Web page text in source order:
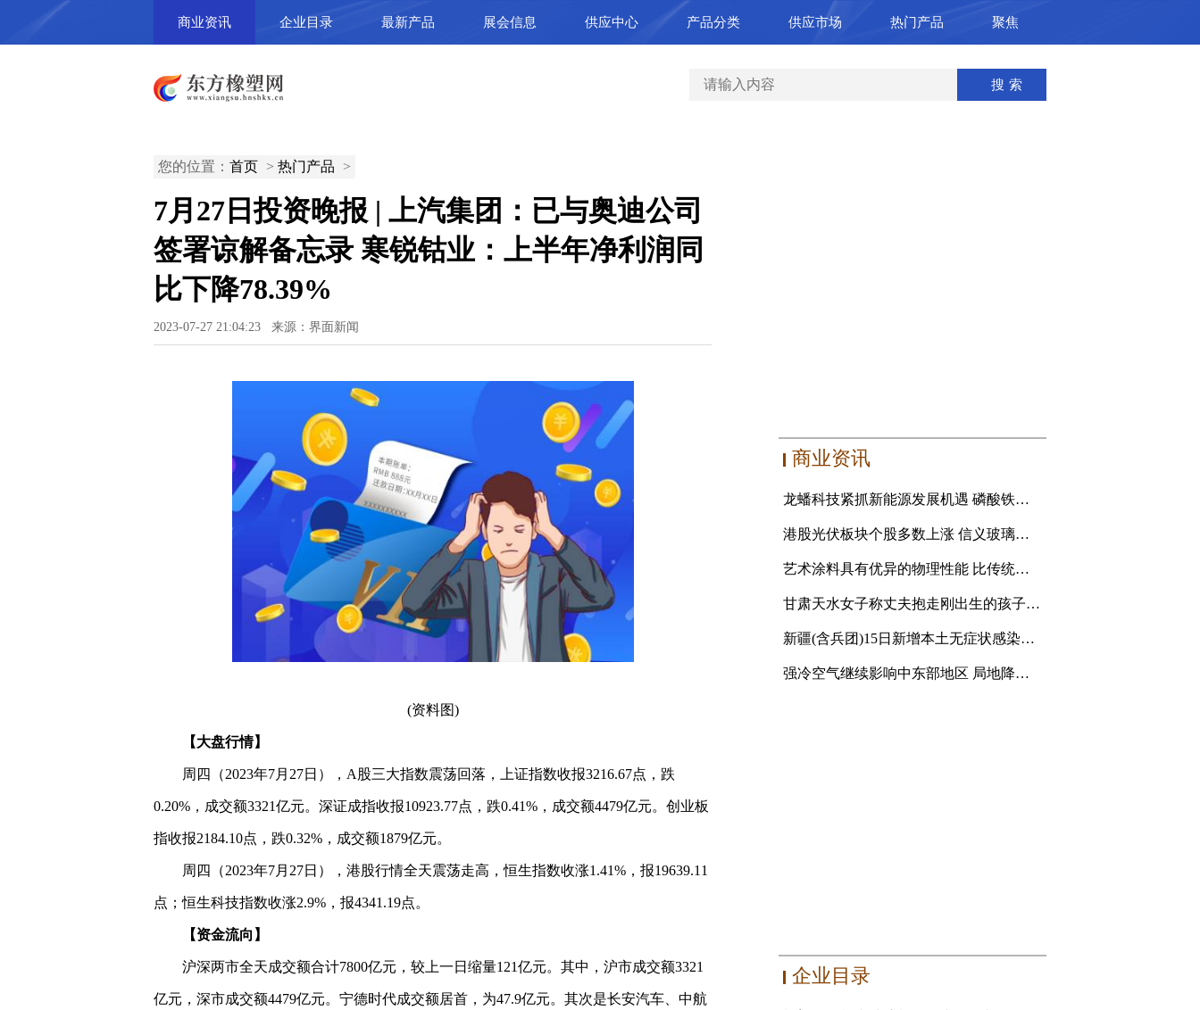
商业资讯 企业目录 最新产品 展会信息 供应中心 产品分类 供应市场 热门产品 聚焦
您的位置： 首页 > 热门产品 >
7月27日投资晚报 | 上汽集团：已与奥迪公司
签署谅解备忘录 寒锐钴业：上半年净利润同
比下降78.39%
2023-07-27 21:04:23 来源：界面新闻
(资料图)
【大盘行情】
周四（2023年7月27日），A股三大指数震荡回落，上证指数收报3216.67点，跌
0.20%，成交额3321亿元。深证成指收报10923.77点，跌0.41%，成交额4479亿元。创业板
指收报2184.10点，跌0.32%，成交额1879亿元。
周四（2023年7月27日），港股行情全天震荡走高，恒生指数收涨1.41%，报19639.11
点；恒生科技指数收涨2.9%，报4341.19点。
【资金流向】
沪深两市全天成交额合计7800亿元，较上一日缩量121亿元。其中，沪市成交额3321
亿元，深市成交额4479亿元。宁德时代成交额居首，为47.9亿元。其次是长安汽车、中航
商业资讯
龙蟠科技紧抓新能源发展机遇 磷酸铁锂正极材料成新利润增长点
港股光伏板块个股多数上涨 信义玻璃涨5.16%
艺术涂料具有优异的物理性能 比传统的乳胶漆贵
甘肃天水女子称丈夫抱走刚出生的孩子追讨彩礼 妇联：孩
新疆(含兵团)15日新增本土无症状感染者1例
强冷空气继续影响中东部地区 局地降温14℃以上
企业目录